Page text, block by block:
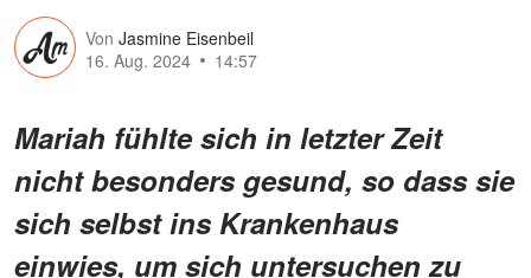
Von Jasmine Eisenbeil
16. Aug. 2024
14:57
Mariah fühlte sich in letzter Zeit
nicht besonders gesund, so dass sie
sich selbst ins Krankenhaus
einwies, um sich untersuchen zu